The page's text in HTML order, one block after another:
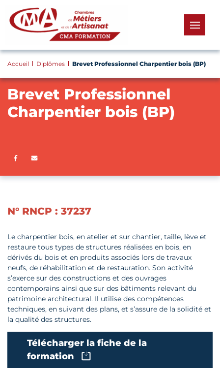
menu
Accueil Diplômes Brevet Professionnel Charpentier bois (BP)
Brevet Professionnel
Charpentier bois (BP)
Partager sur Facebook
N° RNCP : 37237
Le charpentier bois, en atelier et sur chantier, taille, lève et
restaure tous types de structures réalisées en bois, en
dérivés du bois et en produits associés lors de travaux
neufs, de réhabilitation et de restauration. Son activité
s’exerce sur des constructions et des ouvrages
contemporains ainsi que sur des bâtiments relevant du
patrimoine architectural. Il utilise des compétences
techniques, en suivant des plans, et s’assure de la solidité et
la qualité des structures.
Télécharger la fiche de la
formation